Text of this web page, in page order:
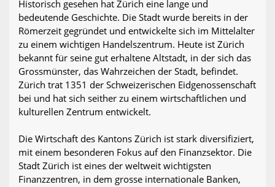
Historisch gesehen hat Zürich eine lange und
bedeutende Geschichte. Die Stadt wurde bereits in der
Römerzeit gegründet und entwickelte sich im Mittelalter
zu einem wichtigen Handelszentrum. Heute ist Zürich
bekannt für seine gut erhaltene Altstadt, in der sich das
Grossmünster, das Wahrzeichen der Stadt, befindet.
Zürich trat 1351 der Schweizerischen Eidgenossenschaft
bei und hat sich seither zu einem wirtschaftlichen und
kulturellen Zentrum entwickelt.
Die Wirtschaft des Kantons Zürich ist stark diversifiziert,
mit einem besonderen Fokus auf den Finanzsektor. Die
Stadt Zürich ist eines der weltweit wichtigsten
Finanzzentren, in dem grosse internationale Banken,